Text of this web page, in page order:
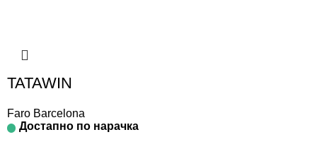
TATAWIN
Faro Barcelona
Достапно по нарачка